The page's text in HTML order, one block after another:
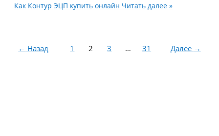
Как Контур ЭЦП купить онлайн Читать далее »
← Назад 1 2 3 … 31 Далее →